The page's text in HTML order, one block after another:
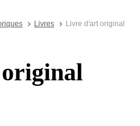
Livres
Livre d'art original